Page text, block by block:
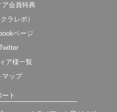
ア会員特典
ラレポ）
ページ
ア様一覧
マップ
ト